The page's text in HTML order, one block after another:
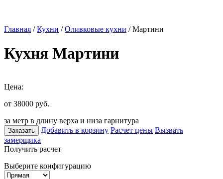
Главная /Кухни /Оливковые кухни / Мартини
Кухня Мартини
Цена:
от 38000 руб.
за метр в длину верха и низа гарнитура
Заказать Добавить в корзину Расчет цены Вызвать
замерщика
Получить расчет
Выберите конфигурацию